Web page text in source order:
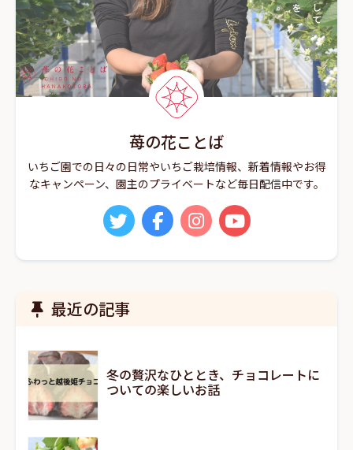
苺の花ことば
いちご園での日々の日常やいちご栽培情報、新着情報やお得
なキャンペーン、園主のプライベートなど毎日配信中です。
最近の記事
冬の贅沢なひととき、チョコレートに
ついての楽しいお話